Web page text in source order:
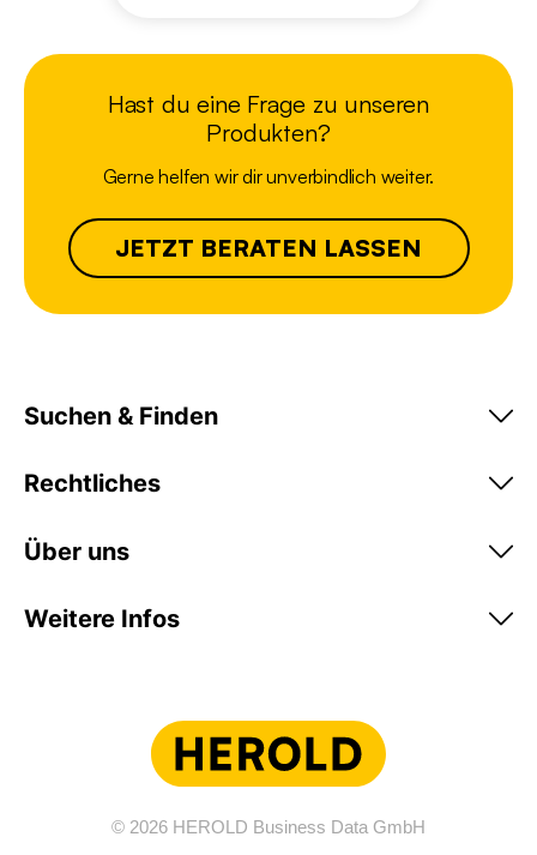
Hast du eine Frage zu unseren
Produkten?
Gerne helfen wir dir unverbindlich weiter.
JETZT BERATEN LASSEN
Suchen & Finden
Rechtliches
Über uns
Weitere Infos
© 2026 HEROLD Business Data GmbH